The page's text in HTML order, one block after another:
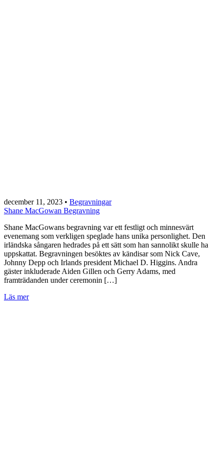
december 11, 2023 • Begravningar
Shane MacGowan Begravning
Shane MacGowans begravning var ett festligt och minnesvärt
evenemang som verkligen speglade hans unika personlighet. Den
irländska sångaren hedrades på ett sätt som han sannolikt skulle ha
uppskattat. Begravningen besöktes av kändisar som Nick Cave,
Johnny Depp och Irlands president Michael D. Higgins. Andra
gäster inkluderade Aiden Gillen och Gerry Adams, med
framträdanden under ceremonin […]
Läs mer